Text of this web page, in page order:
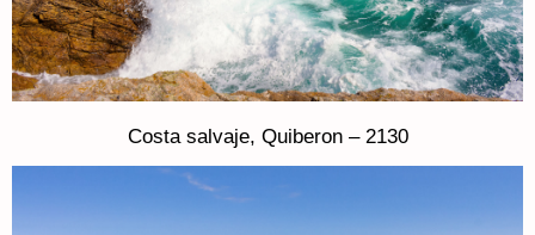
Costa salvaje, Quiberon – 2130